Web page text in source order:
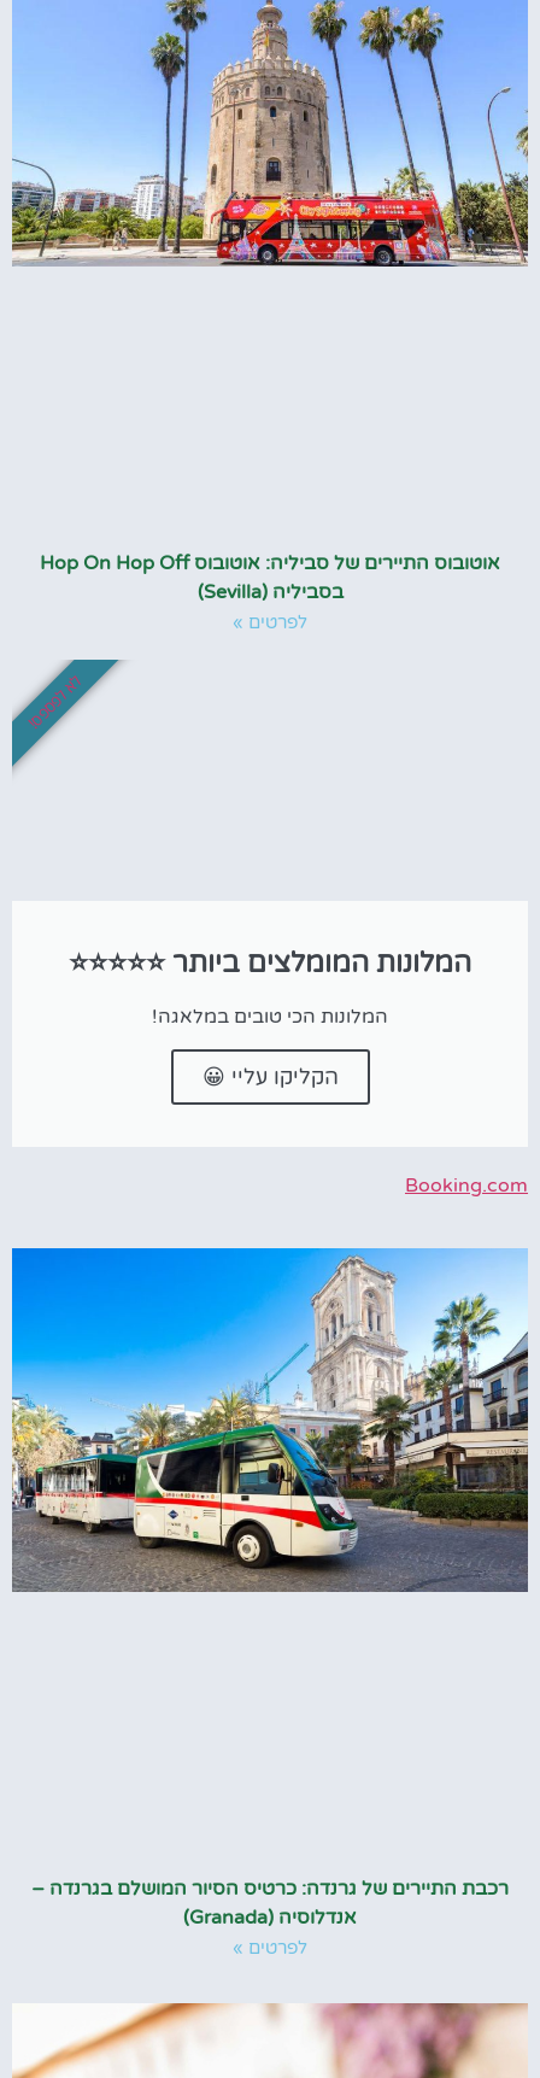
אוטובוס התיירים של סביליה: אוטובוס Hop On Hop Off
בסביליה (Sevilla)
לפרטים »
המלונות המומלצים ביותר ⭐⭐⭐⭐⭐
המלונות הכי טובים במלאגה!
הקליקו עליי 😀
לא לפספס!
Booking.com
רכבת התיירים של גרנדה: כרטיס הסיור המושלם בגרנדה –
אנדלוסיה (Granada)
לפרטים »